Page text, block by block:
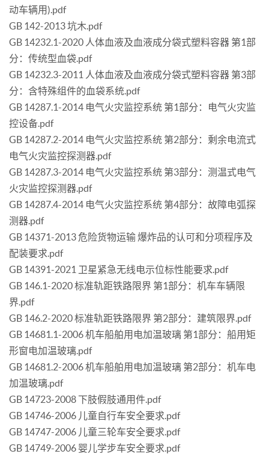
动车辆用).pdf
GB 142-2013 坑木.pdf
GB 14232.1-2020 人体血液及血液成分袋式塑料容器 第1部
分：传统型血袋.pdf
GB 14232.3-2011 人体血液及血液成分袋式塑料容器 第3部
分：含特殊组件的血袋系统.pdf
GB 14287.1-2014 电气火灾监控系统 第1部分：电气火灾监
控设备.pdf
GB 14287.2-2014 电气火灾监控系统 第2部分：剩余电流式
电气火灾监控探测器.pdf
GB 14287.3-2014 电气火灾监控系统 第3部分：测温式电气
火灾监控探测器.pdf
GB 14287.4-2014 电气火灾监控系统 第4部分：故障电弧探
测器.pdf
GB 14371-2013 危险货物运输 爆炸品的认可和分项程序及
配装要求.pdf
GB 14391-2021 卫星紧急无线电示位标性能要求.pdf
GB 146.1-2020 标准轨距铁路限界 第1部分：机车车辆限
界.pdf
GB 146.2-2020 标准轨距铁路限界 第2部分：建筑限界.pdf
GB 14681.1-2006 机车船舶用电加温玻璃 第1部分：船用矩
形窗电加温玻璃.pdf
GB 14681.2-2006 机车船舶用电加温玻璃 第2部分：机车电
加温玻璃.pdf
GB 14723-2008 下肢假肢通用件.pdf
GB 14746-2006 儿童自行车安全要求.pdf
GB 14747-2006 儿童三轮车安全要求.pdf
GB 14749-2006 婴儿学步车安全要求.pdf